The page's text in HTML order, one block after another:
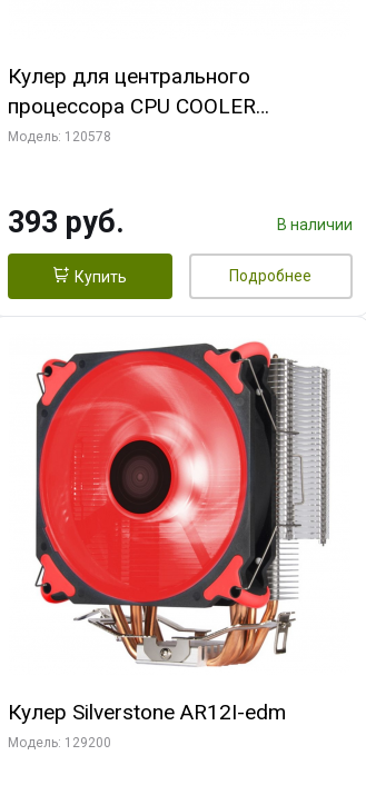
Кулер для центрального
процессора CPU COOLER
109x109x68mm, 0.018-0.12A, 12V,
Модель: 120578
393 руб. В наличии
Купить Подробнее
Кулер Silverstone AR12I-edm
Модель: 129200